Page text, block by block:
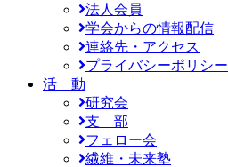
法人会員
学会からの情報配信
連絡先・アクセス
プライバシーポリシー
活 動
研究会
支 部
フェロー会
繊維・未来塾